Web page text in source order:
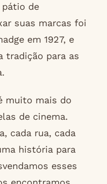
pátio de
suas marcas foi
em 1927, e
tradição para as
muito mais do
de cinema.
cada rua, cada
história para
esses